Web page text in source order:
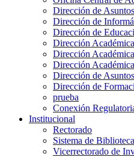
Dirección de
Dirección de
Dirección de
Dirección
Dirección
Dirección
Dirección de
Dirección de
prueba
Conexión
Institucional
Rectorado
Sistema de
Vicerrectorado de